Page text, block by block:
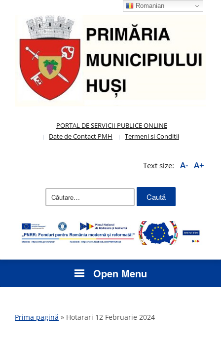
PORTAL DE SERVICII PUBLICE ONLINE
Date de Contact PMH
Termeni si Conditii
Text size: A- A+
Caută
Open Menu
Prima pagină » Hotarari 12 Februarie 2024
Romanian